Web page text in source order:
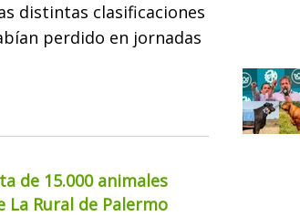
distintas clasificaciones
perdido en jornadas
de 15.000 animales
La Rural de Palermo